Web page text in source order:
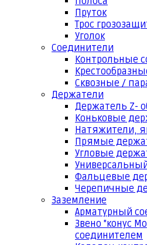
Пруток
Трос
Уголок
Соединители
Контрольные
Сквозные /
Держатели
Держатель Z-
Коньковые
Натяжители,
Прямые
Угловые
Фальцевые
Черепичные
Заземление
Арматурный
Звено "конус
соединителем